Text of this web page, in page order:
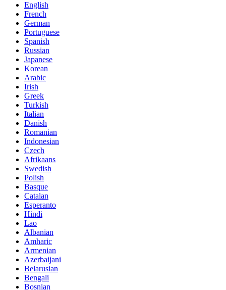
English
French
German
Portuguese
Spanish
Russian
Japanese
Korean
Arabic
Irish
Greek
Turkish
Italian
Danish
Romanian
Indonesian
Czech
Afrikaans
Swedish
Polish
Basque
Catalan
Esperanto
Hindi
Lao
Albanian
Amharic
Armenian
Azerbaijani
Belarusian
Bengali
Bosnian